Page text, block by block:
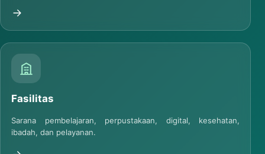
Fasilitas
Sarana pembelajaran, perpustakaan, digital, kesehatan,
ibadah, dan pelayanan.